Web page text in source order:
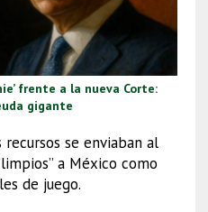
frente a la nueva Corte:
gigante
se enviaban al
a México como
de juego.